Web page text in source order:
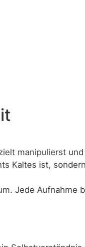
manipulierst
Kaltes ist,
Jede Aufnahme